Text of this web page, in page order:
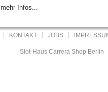
mehr Infos...
KONTAKT JOBS
Slot-Haus Carrera Shop Berlin